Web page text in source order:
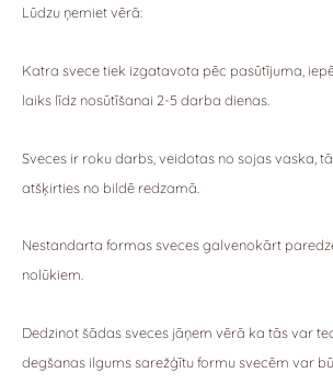
Lūdzu ņemiet vērā:
Katra svece tiek izgatavota pēc pasūtījuma,
laiks līdz nosūtīšanai 2-5 darba dienas.
Sveces ir roku darbs, veidotas no sojas vaska,
atšķirties no bildē redzamā.
Nestandarta formas sveces galvenokārt
nolūkiem.
Dedzinot šādas sveces jāņem vērā ka tās var
degšanas ilgums sarežģītu formu svecēm var